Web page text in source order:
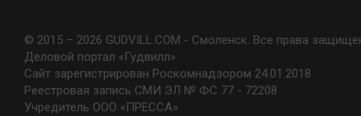
© 2015 – 2026 GUDVILL.COM - Смоленск. Все права
Деловой портал «Гудвилл»
Сайт зарегистрирован Роскомнадзором 24.01.2018
Реестровая запись СМИ ЭЛ № ФС 77 - 72208
Учредитель ООО «ПРЕССА»